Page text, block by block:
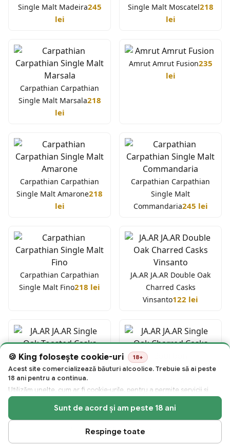
Single Malt Madeira245
lei
Single Malt Moscatel218
lei
Carpathian Carpathian
Single Malt Marsala218
lei
Amrut Amrut Fusion235
lei
Carpathian Carpathian
Single Malt Amarone218
lei
Carpathian Carpathian
Single Malt
Commandaria245 lei
Carpathian Carpathian
Single Malt Fino218 lei
JA.AR JA.AR Double Oak
Charred Casks
Vinsanto122 lei
JA.AR JA.AR Single Oak
Toasted Casks Oloroso
lei
JA.AR JA.AR Single Oak
Bourbon122 lei
2 Următoarea →
King folosește cookie-uri 18+
Acest site comercializează băuturi alcoolice. Trebuie să ai peste
18 ani pentru a continua.
Utilizăm unelte, cum ar fi cookie-urile, pentru a permite servicii și
funcționalități esențiale pe site-ul nostru și pentru a colecta date
despre modul în care vizitatorii interacționează cu site-ul, produsele
și serviciile noastre. Folosim, de asemenea, cookie-uri și
identificatori de reclame (inclusiv pe mobil) pentru publicitate
personalizată și nepersonalizată. Făcând clic pe „Sunt de acord și
Sunt de acord și am peste 18 ani
Respinge toate